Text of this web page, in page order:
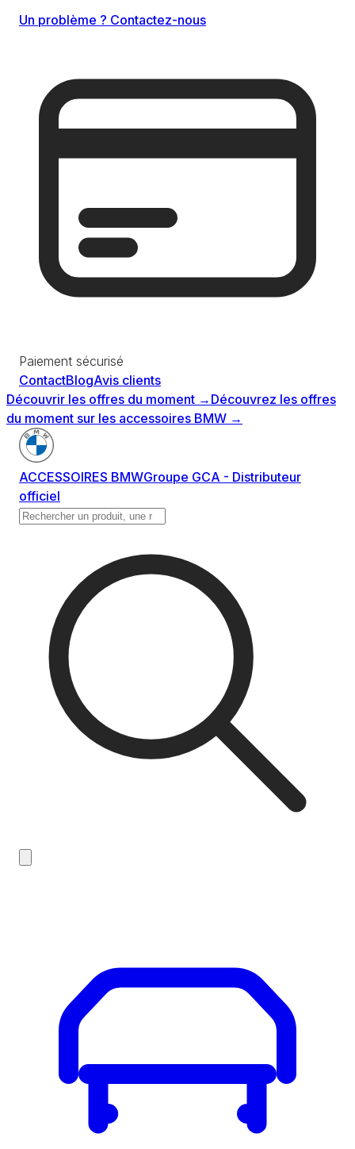
Un problème ? Contactez-nous
Paiement sécurisé
ContactBlogAvis clients
Découvrir les offres du moment → Découvrez les offres
du moment sur les accessoires BMW →
ACCESSOIRES BMWGroupe GCA - Distributeur
officiel